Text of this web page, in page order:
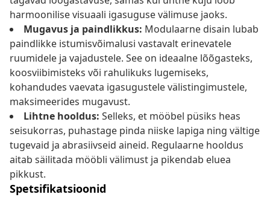
harmoonilise visuaali igasuguse välimuse jaoks.
Mugavus ja paindlikkus: Modulaarne disain lubab
paindlikke istumisvõimalusi vastavalt erinevatele
ruumidele ja vajadustele. See on ideaalne lõõgasteks,
koosviibimisteks või rahulikuks lugemiseks,
kohandudes vaevata igasugustele välistingimustele,
maksimeerides mugavust.
Lihtne hooldus: Selleks, et mööbel püsiks heas
seisukorras, puhastage pinda niiske lapiga ning vältige
tugevaid ja abrasiivseid aineid. Regulaarne hooldus
aitab säilitada mööbli välimust ja pikendab eluea
pikkust.
Spetsifikatsioonid